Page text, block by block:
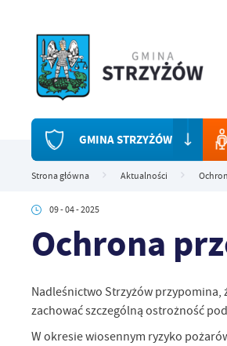
GMINA STRZYŻÓW
Strona główna Aktualności
09 - 04 - 2025
Ochrona
Nadleśnictwo Strzyżów przypomina,
zachować szczególną ostrożność
W okresie wiosennym ryzyko